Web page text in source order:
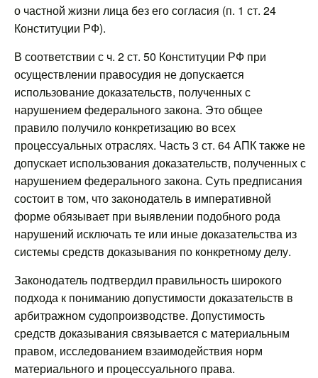
о частной жизни лица без его согласия (п. 1 ст. 24
Конституции РФ).
В соответствии с ч. 2 ст. 50 Конституции РФ при
осуществлении правосудия не допускается
использование доказательств, полученных с
нарушением федерального закона. Это общее
правило получило конкретизацию во всех
процессуальных отраслях. Часть 3 ст. 64 АПК также не
допускает использования доказательств, полученных с
нарушением федерального закона. Суть предписания
состоит в том, что законодатель в императивной
форме обязывает при выявлении подобного рода
нарушений исключать те или иные доказательства из
системы средств доказывания по конкретному делу.
Законодатель подтвердил правильность широкого
подхода к пониманию допустимости доказательств в
арбитражном судопроизводстве. Допустимость
средств доказывания связывается с материальным
правом, исследованием взаимодействия норм
материального и процессуального права.